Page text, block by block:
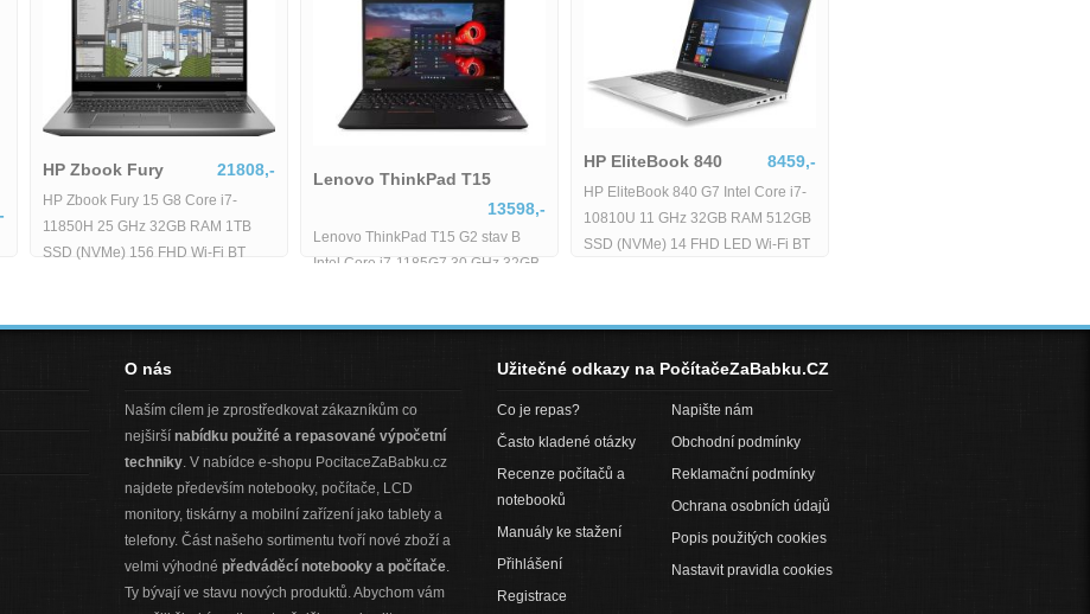
HP Zbook Fury 21808,-
HP Zbook Fury 15 G8 Core i7-
11850H 25 GHz 32GB RAM 1TB
SSD (NVMe) 156 FHD Wi-Fi BT
Lenovo ThinkPad T15
13598,-
Lenovo ThinkPad T15 G2 stav B
Intel Core i7-1185G7 30 GHz 32GB
HP EliteBook 840 8459,-
HP EliteBook 840 G7 Intel Core i7-
10810U 11 GHz 32GB RAM 512GB
SSD (NVMe) 14 FHD LED Wi-Fi BT
O nás
Naším cílem je zprostředkovat zákazníkům co
nejširšínabídku použité a repasované výpočetní
techniky. V nabídce e-shopu PocitaceZaBabku.cz
najdete především notebooky, počítače, LCD
monitory, tiskárny a mobilní zařízení jako tablety a
telefony. Část našeho sortimentu tvoří nové zboží a
velmi výhodnépředváděcí notebooky a počítače.
Ty bývají ve stavu nových produktů. Abychom vám
Užitečné odkazy na PočítačeZaBabku.CZ
Co je repas?
Často kladené otázky
Recenze počítačů a
notebooků
Manuály ke stažení
Přihlášení
Registrace
Napište nám
Obchodní podmínky
Reklamační podmínky
Ochrana osobních údajů
Popis použitých cookies
Nastavit pravidla cookies